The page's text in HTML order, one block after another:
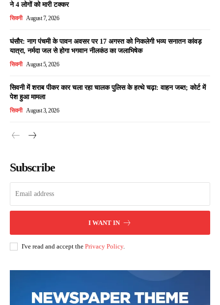
ने 4 लोगों को मारी टक्कर
सिवनी August 7, 2026
घंसौर: नाग पंचमी के पावन अवसर पर 17 अगस्त को निकलेगी भव्य सनातन कांवड़
यात्रा, नर्मदा जल से होगा भगवान नीलकंठ का जलाभिषेक
सिवनी August 5, 2026
सिवनी में शराब पीकर कार चला रहा चालक पुलिस के हत्थे चढ़ा: वाहन जब्त; कोर्ट में
पेश हुआ मामला
सिवनी August 3, 2026
Subscribe
I WANT IN
I've read and accept the Privacy Policy.